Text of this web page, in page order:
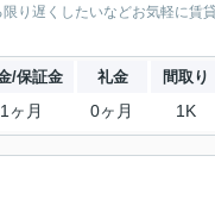
り遅くしたいなどお気軽に賃
/保証金 礼金 間取り
1ヶ月 0ヶ月 1K